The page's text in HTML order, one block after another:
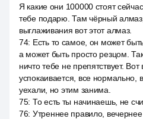
Я какие они 100000 стоят
тебе подарю. Там чёрный
выглаживания вот этот алмаз.
74: Есть то самое, он может
а может быть просто резцом.
ничто тебе не препятствует. Вот
успокаивается, все нормально,
уехали, но этим занима.
75: То есть ты начинаешь, не
76: Утреннее правило,